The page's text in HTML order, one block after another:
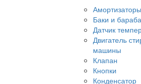
Амортизаторы
Баки и
Датчик
Двигатель
машины
Клапан
Кнопки
Конденсатор